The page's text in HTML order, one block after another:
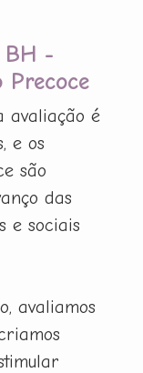
BH -
Precoce
avaliação é
e os
são
das
e sociais
avaliamos